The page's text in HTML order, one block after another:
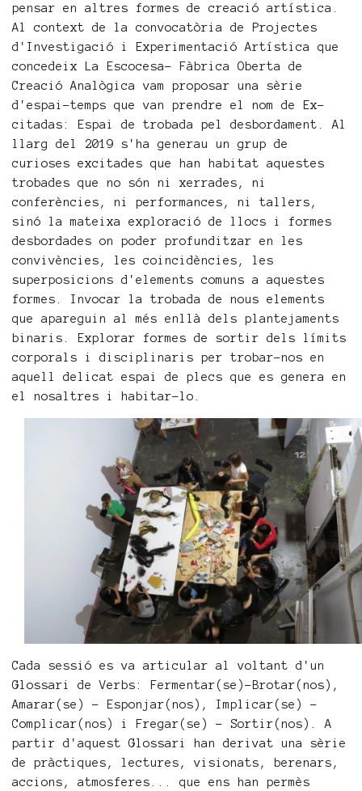
pensar en altres formes de creació artística.
Al context de la convocatòria de Projectes
d'Investigació i Experimentació Artística que
concedeix La Escocesa– Fàbrica Oberta de
Creació Analògica vam proposar una sèrie
d'espai-temps que van prendre el nom de Ex-
citadas: Espai de trobada pel desbordament. Al
llarg del 2019 s'ha generau un grup de
curioses excitades que han habitat aquestes
trobades que no són ni xerrades, ni
conferències, ni performances, ni tallers,
sinó la mateixa exploració de llocs i formes
desbordades on poder profunditzar en les
convivències, les coincidències, les
superposicions d'elements comuns a aquestes
formes. Invocar la trobada de nous elements
que apareguin al més enllà dels plantejaments
binaris. Explorar formes de sortir dels límits
corporals i disciplinaris per trobar-nos en
aquell delicat espai de plecs que es genera en
el nosaltres i habitar-lo.
Cada sessió es va articular al voltant d'un
Glossari de Verbs: Fermentar(se)-Brotar(nos),
Amarar(se) – Esponjar(nos), Implicar(se) –
Complicar(nos) i Fregar(se) – Sortir(nos). A
partir d'aquest Glossari han derivat una sèrie
de pràctiques, lectures, visionats, berenars,
accions, atmosferes... que ens han permès